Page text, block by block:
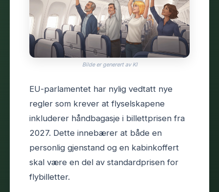
Bilde er generert av KI
EU-parlamentet har nylig vedtatt nye
regler som krever at flyselskapene
inkluderer håndbagasje i billettprisen fra
2027. Dette innebærer at både en
personlig gjenstand og en kabinkoffert
skal være en del av standardprisen for
flybilletter.